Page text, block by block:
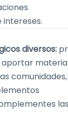
intereses.
diversos:
aportar